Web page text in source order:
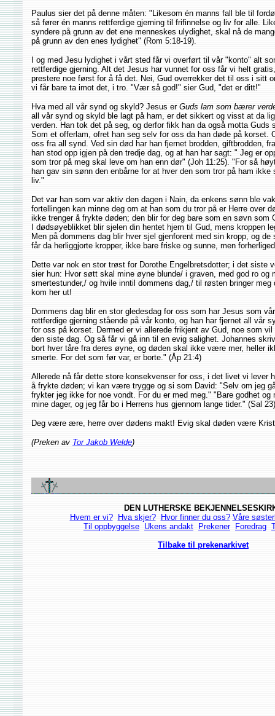
Paulus sier det på denne måten: "Likesom én manns fall ble til
så fører én manns rettferdige gjerning til frifinnelse og liv for alle.
syndere på grunn av det ene menneskes ulydighet, skal nå de
på grunn av den enes lydighet" (Rom 5:18-19).
I og med Jesu lydighet i vårt sted får vi overført til vår "konto" alt
rettferdige gjerning. Alt det Jesus har vunnet for oss får vi helt
prestere noe først for å få det. Nei, Gud overrekker det til oss i sitt
vi får bare ta imot det, i tro. "Vær så god!" sier Gud, "det er ditt!"
Hva med all vår synd og skyld? Jesus er Guds lam som bærer
all vår synd og skyld ble lagt på ham, er det sikkert og visst at da
verden. Han tok det på seg, og derfor fikk han da også motta Guds
Som et offerlam, ofret han seg selv for oss da han døde på korset.
oss fra all synd. Ved sin død har han fjernet brodden, giftbrodden,
han stod opp igjen på den tredje dag, og at han har sagt: " Jeg er
som tror på meg skal leve om han enn dør" (Joh 11:25). "For så
han gav sin sønn den enbårne for at hver den som tror på ham
liv."
Det var han som var aktiv den dagen i Nain, da enkens sønn ble
fortellingen kan minne deg om at han som du tror på er Herre over
ikke trenger å frykte døden; den blir for deg bare som en søvn som
I dødsøyeblikket blir sjelen din hentet hjem til Gud, mens kroppen
Men på dommens dag blir hver sjel gjenforent med sin kropp, og de
får da herliggjorte kropper, ikke bare friske og sunne, men
Dette var nok en stor trøst for Dorothe Engelbretsdotter; i det siste
sier hun: Hvor søtt skal mine øyne blunde/ i graven, med god ro og
smertestunder,/ og hvile inntil dommens dag,/ til røsten bringer
kom her ut!
Dommens dag blir en stor gledesdag for oss som har Jesus som
rettferdige gjerning stående på vår konto, og han har fjernet all vår
for oss på korset. Dermed er vi allerede frikjent av Gud, noe som
den siste dag. Og så får vi gå inn til en evig salighet. Johannes
bort hver tåre fra deres øyne, og døden skal ikke være mer, heller
smerte. For det som før var, er borte." (Åp 21:4)
Allerede nå får dette store konsekvenser for oss, i det livet vi lever
å frykte døden; vi kan være trygge og si som David: "Selv om jeg
frykter jeg ikke for noe vondt. For du er med meg." "Bare godhet
mine dager, og jeg får bo i Herrens hus gjennom lange tider." (Sal
Deg være ære, herre over dødens makt! Evig skal døden være
(Preken av Tor Jakob Welde)
DEN LUTHERSKE
Hvem er vi?
Hva skjer? Hvor finner du oss? Våre
Til oppbyggelse Ukens andakt Prekener Foredrag
Tilbake til prekenarkivet